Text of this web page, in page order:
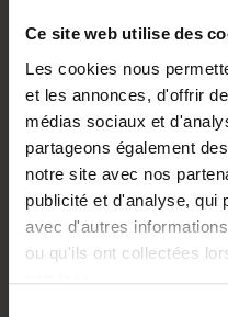
Ce site web utilise des
Les cookies nous
et les annonces, d'offrir
médias sociaux et
partageons également
notre site avec nos
publicité et d'analyse, qui
avec d'autres
ou qu'ils ont collectées
services.
Informations sur
Apple
- Bon état
L'iPhone SE (2022)
puissance de l'Apple
dans un format
4,7 pouces, d’une
de 12 Mpx, idéal pour